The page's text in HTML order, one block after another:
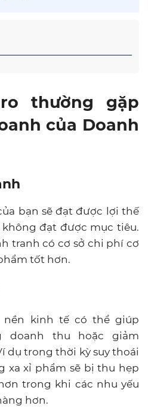
thường gặp
của Doanh
bạn sẽ đạt được lợi thế
đạt được mục tiêu.
tranh có cơ sở chi phí cơ
tốt hơn.
nền kinh tế có thể giúp
doanh thu hoặc giảm
dụ trong thời kỳ suy thoái
xa xỉ phẩm sẽ bị thu hẹp
trong khi các nhu yếu
hơn.